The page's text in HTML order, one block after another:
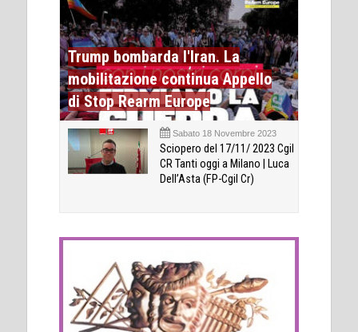
Trump bombarda l'Iran. La
mobilitazione continua Appello
di Stop Rearm Europe
Sabato 18 Novembre 2023
Sciopero del 17/11/ 2023 Cgil
CR Tanti oggi a Milano | Luca
Dell’Asta (FP-Cgil Cr)